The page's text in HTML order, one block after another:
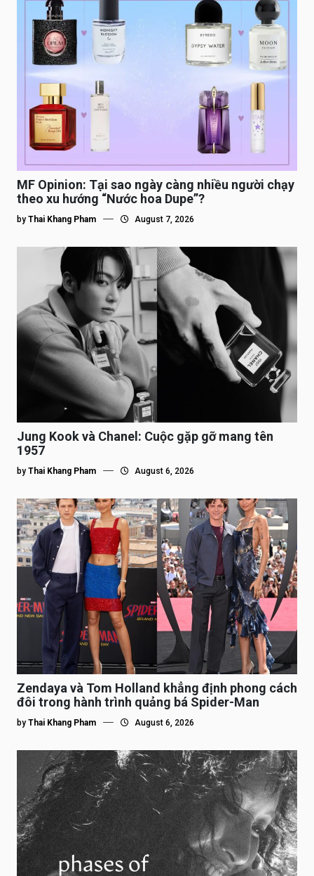
MF Opinion: Tại sao ngày càng nhiều người chạy
theo xu hướng “Nước hoa Dupe”?
by Thai Khang Pham August 7, 2026
Jung Kook và Chanel: Cuộc gặp gỡ mang tên
1957
by Thai Khang Pham August 6, 2026
Zendaya và Tom Holland khẳng định phong cách
đôi trong hành trình quảng bá Spider-Man
by Thai Khang Pham August 6, 2026